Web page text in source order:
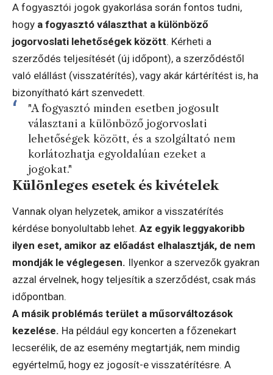
A fogyasztói jogok gyakorlása során fontos tudni,
hogy a fogyasztó választhat a különböző
jogorvoslati lehetőségek között. Kérheti a
szerződés teljesítését (új időpont), a szerződéstől
való elállást (visszatérítés), vagy akár kártérítést is, ha
bizonyítható kárt szenvedett.
"A fogyasztó minden esetben jogosult
választani a különböző jogorvoslati
lehetőségek között, és a szolgáltató nem
korlátozhatja egyoldalúan ezeket a
jogokat."
Különleges esetek és kivételek
Vannak olyan helyzetek, amikor a visszatérítés
kérdése bonyolultabb lehet. Az egyik leggyakoribb
ilyen eset, amikor az előadást elhalasztják, de nem
mondják le véglegesen. Ilyenkor a szervezők gyakran
azzal érvelnek, hogy teljesítik a szerződést, csak más
időpontban.
A másik problémás terület a műsorváltozások
kezelése. Ha például egy koncerten a főzenekart
lecserélik, de az esemény megtartják, nem mindig
egyértelmű, hogy ez jogosít-e visszatérítésre. A